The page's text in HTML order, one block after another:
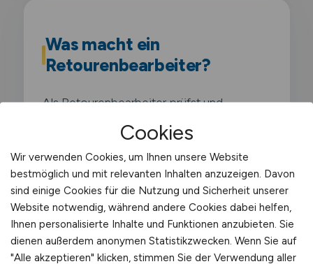
Was macht ein
Retourenbearbeiter?
Als Retourenbearbeiter prüfst und
bearbeitest du zurückgesendete Ware aus
dem Online-Handel. Du kontrollierst den
Zustand. erfasst die Artikel im System und
bereitest sie für die Wiedereinlagerung vor.
Dein Arbeitsplatz ist im Retourenbereich
des Lagers.
Cookies
Wir verwenden Cookies, um Ihnen unsere Website
bestmöglich und mit relevanten Inhalten anzuzeigen. Davon
sind einige Cookies für die Nutzung und Sicherheit unserer
Website notwendig, während andere Cookies dabei helfen,
Ihnen personalisierte Inhalte und Funktionen anzubieten. Sie
dienen außerdem anonymen Statistikzwecken. Wenn Sie auf
"Alle akzeptieren" klicken, stimmen Sie der Verwendung aller